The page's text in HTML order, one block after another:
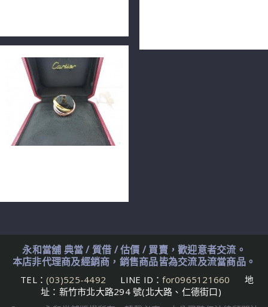
永和當舖 典當 / 質借 / 估價 / 買賣，歡迎意者交流。
本店非代理商及經銷商，銷售商品皆為交流及流當商品。
TEL： (03)525-4492 LINE ID：for0965121660
地
址：新竹市北大路294 號(北大路、仁德街口)